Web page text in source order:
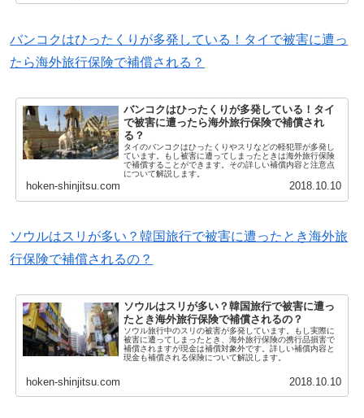
バンコクはひったくりが多発している！タイで被害に遭っ
たら海外旅行保険で補償される？
バンコクはひったくりが多発している！タイ
で被害に遭ったら海外旅行保険で補償され
る？
タイのバンコクはひったくりやスリなどの軽犯罪が多発し
ています。もし被害に遭ってしまったときは海外旅行保険
で補償することができます。その詳しい補償内容と注意点
について解説します。
hoken-shinjitsu.com 2018.10.10
ソウルはスリが多い？韓国旅行で被害に遭ったとき海外旅
行保険で補償されるの？
ソウルはスリが多い？韓国旅行で被害に遭っ
たとき海外旅行保険で補償されるの？
ソウル旅行中のスリの被害が多発しています。もし実際に
被害に遭ってしまったとき、海外旅行保険の携行品損害で
補償されますが現金は補償対象外です。詳しい補償内容と
現金も補償される保険について解説します。
hoken-shinjitsu.com 2018.10.10